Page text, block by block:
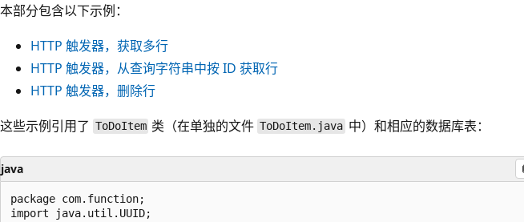
本部分包含以下示例：
HTTP 触发器，获取多行
HTTP 触发器，从查询字符串中按 ID 获取行
HTTP 触发器，删除行
这些示例引用了 ToDoItem 类（在单独的文件 ToDoItem.java 中）和相应的数据库表：
java
package com.function;
import java.util.UUID;